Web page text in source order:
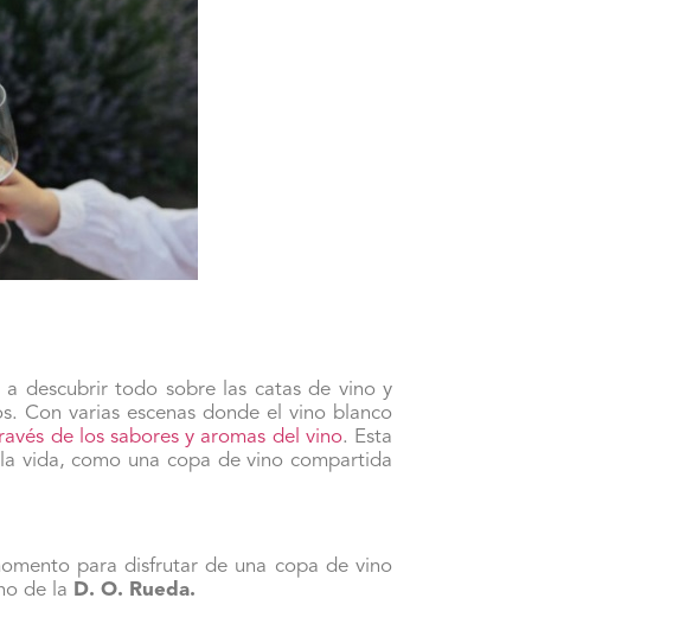
descubrir todo sobre las catas de vino y
Con varias escenas donde el vino blanco
de los sabores y aromas del vino. Esta
vida, como una copa de vino compartida
para disfrutar de una copa de vino
de la D. O. Rueda.